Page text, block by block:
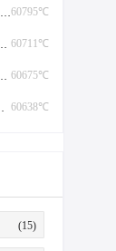
60795℃
60711℃
60675℃
60638℃
(15)